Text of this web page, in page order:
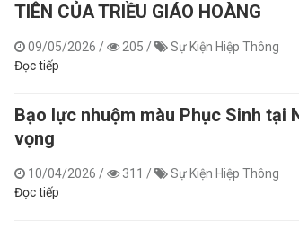
TIÊN CỦA TRIỀU GIÁO HOÀNG
09/05/2026 / 205 /
Sự Kiện Hiệp Thông
Đọc tiếp
Bạo lực nhuộm màu Phục Sinh tại
vọng
10/04/2026 / 311 /
Sự Kiện Hiệp Thông
Đọc tiếp